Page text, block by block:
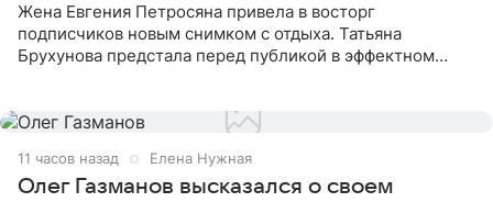
Жена Евгения Петросяна привела в восторг
подписчиков новым снимком с отдыха. Татьяна
Брухунова предстала перед публикой в эффектном
11 часов назад Елена Нужная
Олег Газманов высказался о своем